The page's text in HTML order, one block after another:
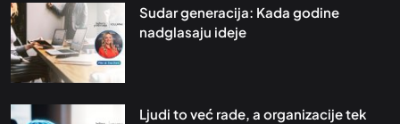
Sudar generacija: Kada godine
nadglasaju ideje
Ljudi to već rade, a organizacije tek